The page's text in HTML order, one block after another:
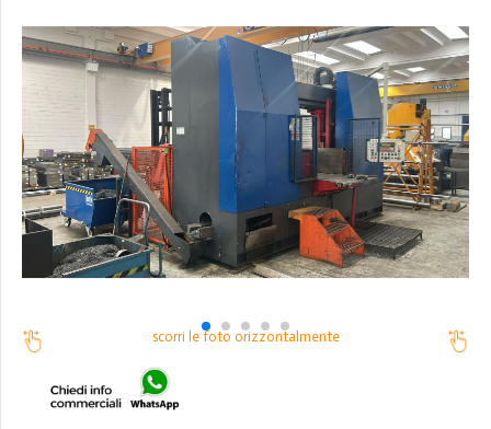
scorri le foto orizzontalmente